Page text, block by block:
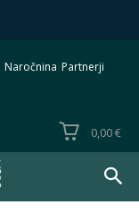
Naročnina Partnerji
0,00 €